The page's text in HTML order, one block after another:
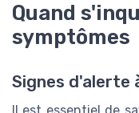
Quand
symptômes
Signes d'alerte